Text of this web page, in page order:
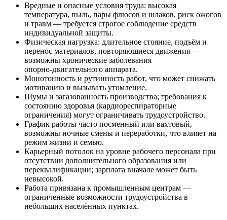
Вредные и опасные условия труда: высокая
температура, пыль, пары флюсов и шлаков, риск ожогов
и травм — требуется строгое соблюдение средств
индивидуальной защиты.
Физическая нагрузка: длительное стояние, подъём и
перенос материалов, повторяющиеся движения —
возможны хронические заболевания
опорно‑двигательного аппарата.
Монотонность и рутинность работ, что может снижать
мотивацию и вызывать утомление.
Шумы и загазованность производства; требования к
состоянию здоровья (кардиореспираторные
ограничения) могут ограничивать трудоустройство.
График работы часто посменный или вахтовый,
возможны ночные смены и переработки, что влияет на
режим жизни и семью.
Карьерный потолок на уровне рабочего персонала при
отсутствии дополнительного образования или
переквалификации; зарплата вначале может быть
невысокой.
Работа привязана к промышленным центрам —
ограниченные возможности трудоустройства в
небольших населённых пунктах.